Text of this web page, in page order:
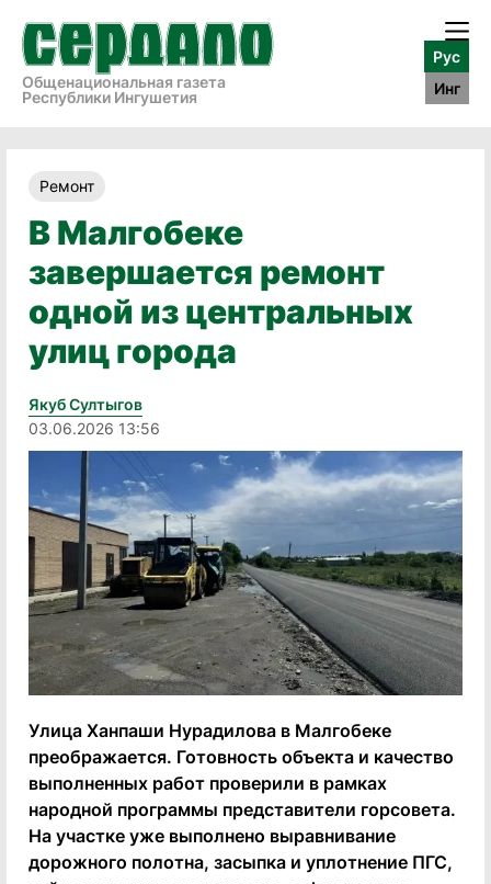
Общенациональная газета
Республики Ингушетия
Рус
Инг
Ремонт
В Малгобеке
завершается ремонт
одной из центральных
улиц города
Якуб Султыгов
03.06.2026 13:56
Улица Ханпаши Нурадилова в Малгобеке
преображается. Готовность объекта и качество
выполненных работ проверили в рамках
народной программы представители горсовета.
На участке уже выполнено выравнивание
дорожного полотна, засыпка и уплотнение ПГС,